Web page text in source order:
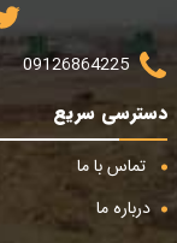
09126864225
دسترسی سریع
تماس با ما
درباره ما